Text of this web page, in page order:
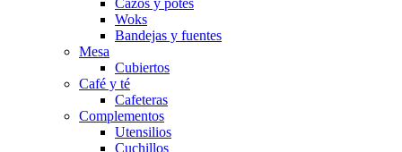
Cazos y potes
Woks
Bandejas y fuentes
Mesa
Cubiertos
Café y té
Cafeteras
Complementos
Utensilios
Cuchillos